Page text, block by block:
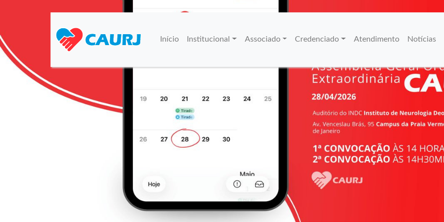
Início Institucional Associado Credenciado Atendimento Notícias